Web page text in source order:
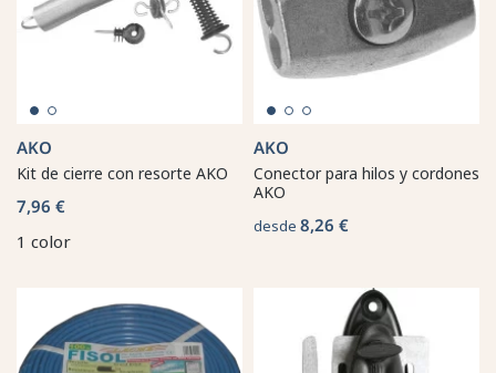
AKO
Kit de cierre con resorte AKO
7,96 €
1 color
AKO
Conector para hilos y cordones
AKO
desde 8,26 €